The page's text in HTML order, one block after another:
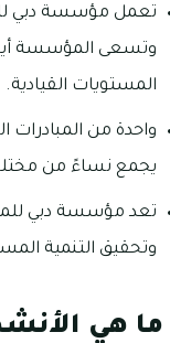
تعمل مؤسسة دبي
وتسعى المؤسسة
المستويات القيادية.
واحدة من
يجمع نساءً من مختلف
تعد مؤسسة دبي
وتحقيق التنمية
ما هي